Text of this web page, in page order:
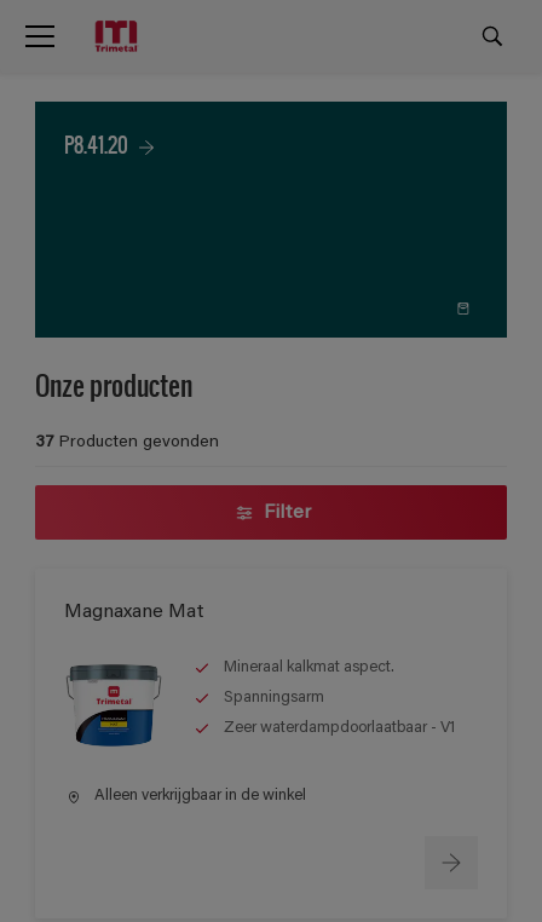
P8.41.20
Onze producten
37 Producten gevonden
Filter
Magnaxane Mat
Mineraal kalkmat aspect.
Spanningsarm
Zeer waterdampdoorlaatbaar - V1
Alleen verkrijgbaar in de winkel